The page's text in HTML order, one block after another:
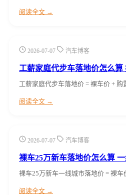
阅读全文 →
2026-07-07 汽车博客
工薪家庭代步车落地价怎么算
工薪家庭代步车落地价 = 裸车价 + 购
阅读全文 →
2026-07-07 汽车博客
裸车25万新车落地价怎么算
裸车25万新车一线城市落地价 = 裸车
阅读全文 →